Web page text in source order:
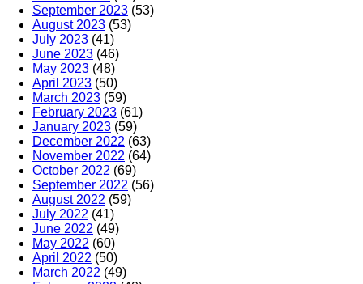
September 2023 (53)
August 2023 (53)
July 2023 (41)
June 2023 (46)
May 2023 (48)
April 2023 (50)
March 2023 (59)
February 2023 (61)
January 2023 (59)
December 2022 (63)
November 2022 (64)
October 2022 (69)
September 2022 (56)
August 2022 (59)
July 2022 (41)
June 2022 (49)
May 2022 (60)
April 2022 (50)
March 2022 (49)